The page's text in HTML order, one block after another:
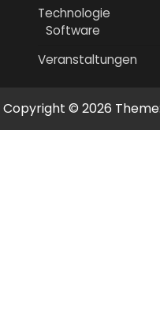
Technologie
Software
Veranstaltungen
Copyright © 2026